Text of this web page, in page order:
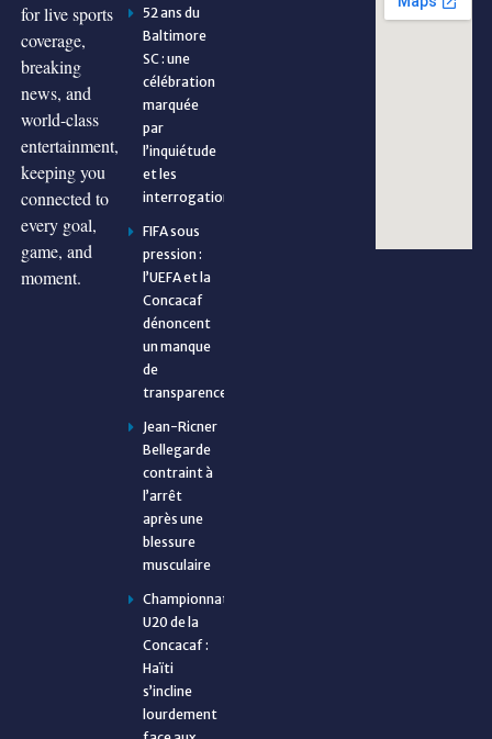
for live sports
coverage,
breaking
news, and
world-class
entertainment,
keeping you
connected to
every goal,
game, and
moment.
52 ans du
Baltimore
SC : une
célébration
marquée
par
l’inquiétude
et les
interrogations
FIFA sous
pression :
l’UEFA et la
Concacaf
dénoncent
un manque
de
transparence
Jean-Ricner
Bellegarde
contraint à
l’arrêt
après une
blessure
musculaire
Championnat
U20 de la
Concacaf :
Haïti
s’incline
lourdement